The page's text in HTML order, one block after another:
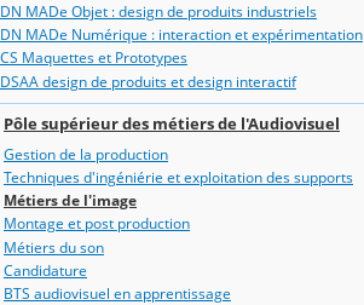
DN MADe Objet : design de produits industriels
DN MADe Numérique : interaction et expérimentation
CS Maquettes et Prototypes
DSAA design de produits et design interactif
Pôle supérieur des métiers de l'Audiovisuel
Gestion de la production
Techniques d'ingéniérie et exploitation des supports
Métiers de l'image
Montage et post production
Métiers du son
Candidature
BTS audiovisuel en apprentissage